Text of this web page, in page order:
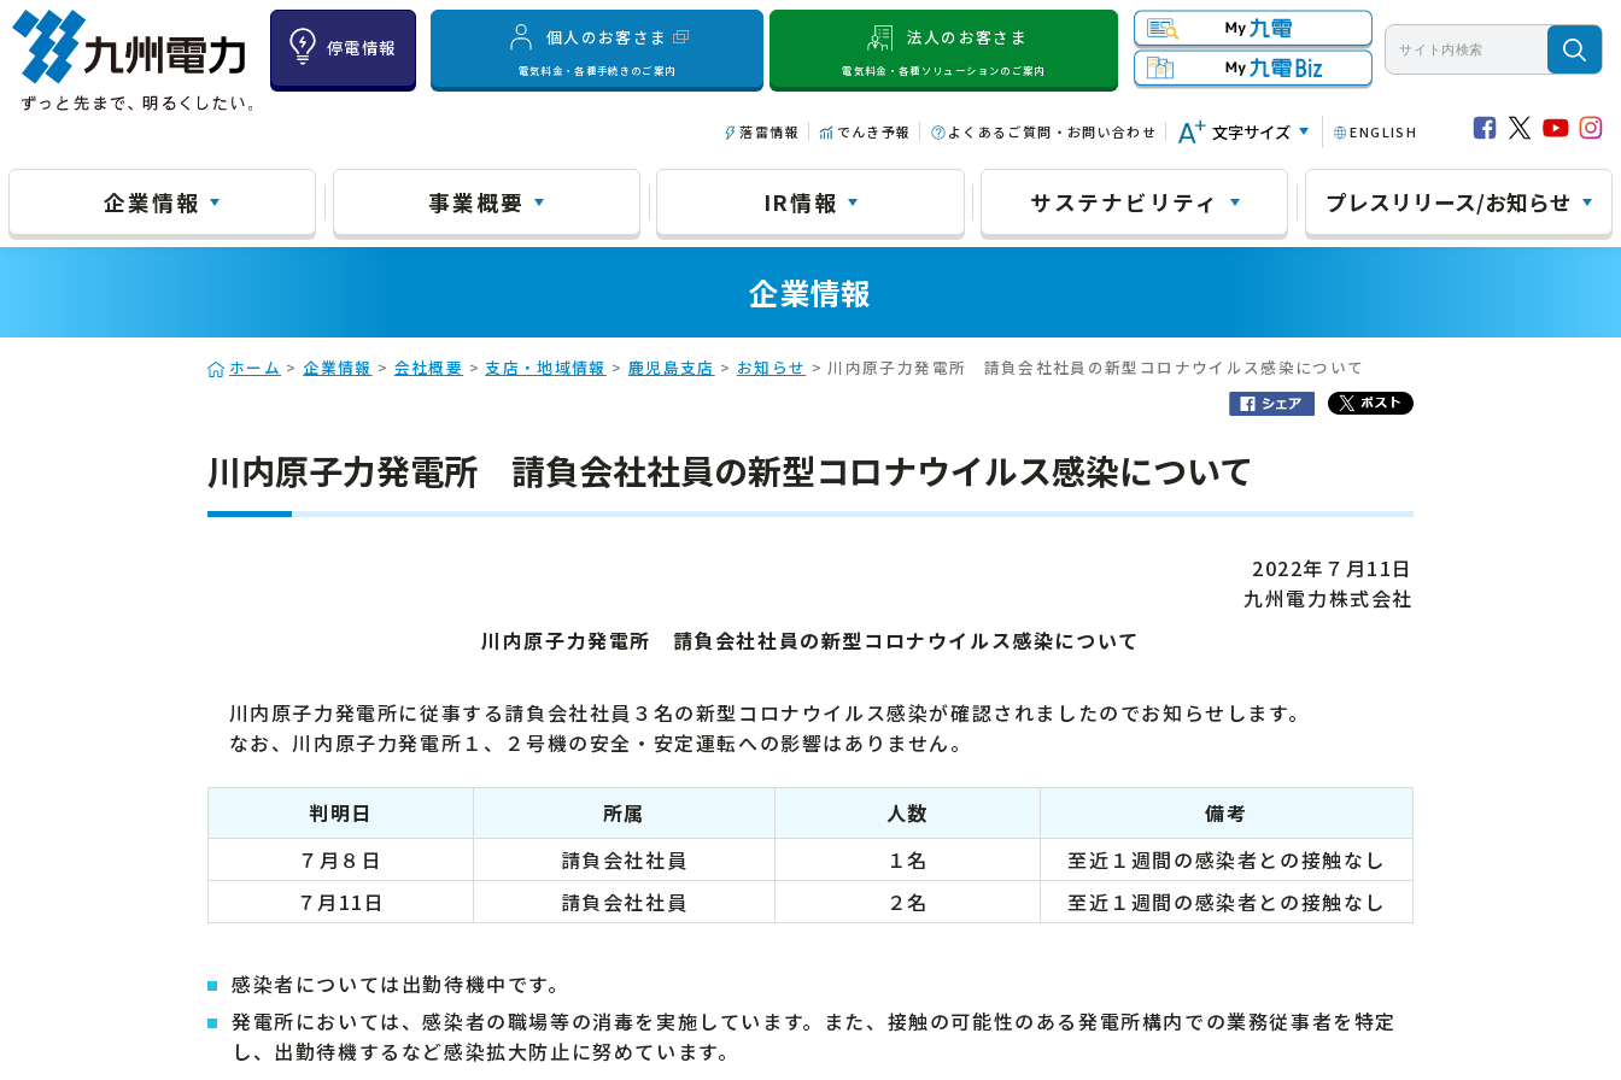
停電情報
個人のお客さま
電気料金・各種手続きのご案内
法人のお客さま
電気料金・各種ソリューションのご案内
落雷情報 でんき予報 よくあるご質問・お問い合わせ 文字サイズ ENGLISH
企業情報 事業概要 IR情報 サステナビリティ プレスリリース/お知らせ
企業情報
ホーム > 企業情報 > 会社概要 > 支店・地域情報 > 鹿児島支店 > お知らせ > 川内原子力発電所 請負会社社員の新型コロナウイルス感染について
川内原子力発電所 請負会社社員の新型コロナウイルス感染について
2022年７月11日
九州電力株式会社
川内原子力発電所 請負会社社員の新型コロナウイルス感染について
川内原子力発電所に従事する請負会社社員３名の新型コロナウイルス感染が確認されましたのでお知らせします。
なお、川内原子力発電所１、２号機の安全・安定運転への影響はありません。
判明日 所属 人数
備考
７月８日
請負会社社員 １名
至近１週間の感染者との接触なし
７月11日
請負会社社員 ２名 至近１週間の感染者との接触なし
感染者については出勤待機中です。
発電所においては、感染者の職場等の消毒を実施しています。また、接触の可能性のある発電所構内での業務従事者を特定
し、出勤待機するなど感染拡大防止に努めています。